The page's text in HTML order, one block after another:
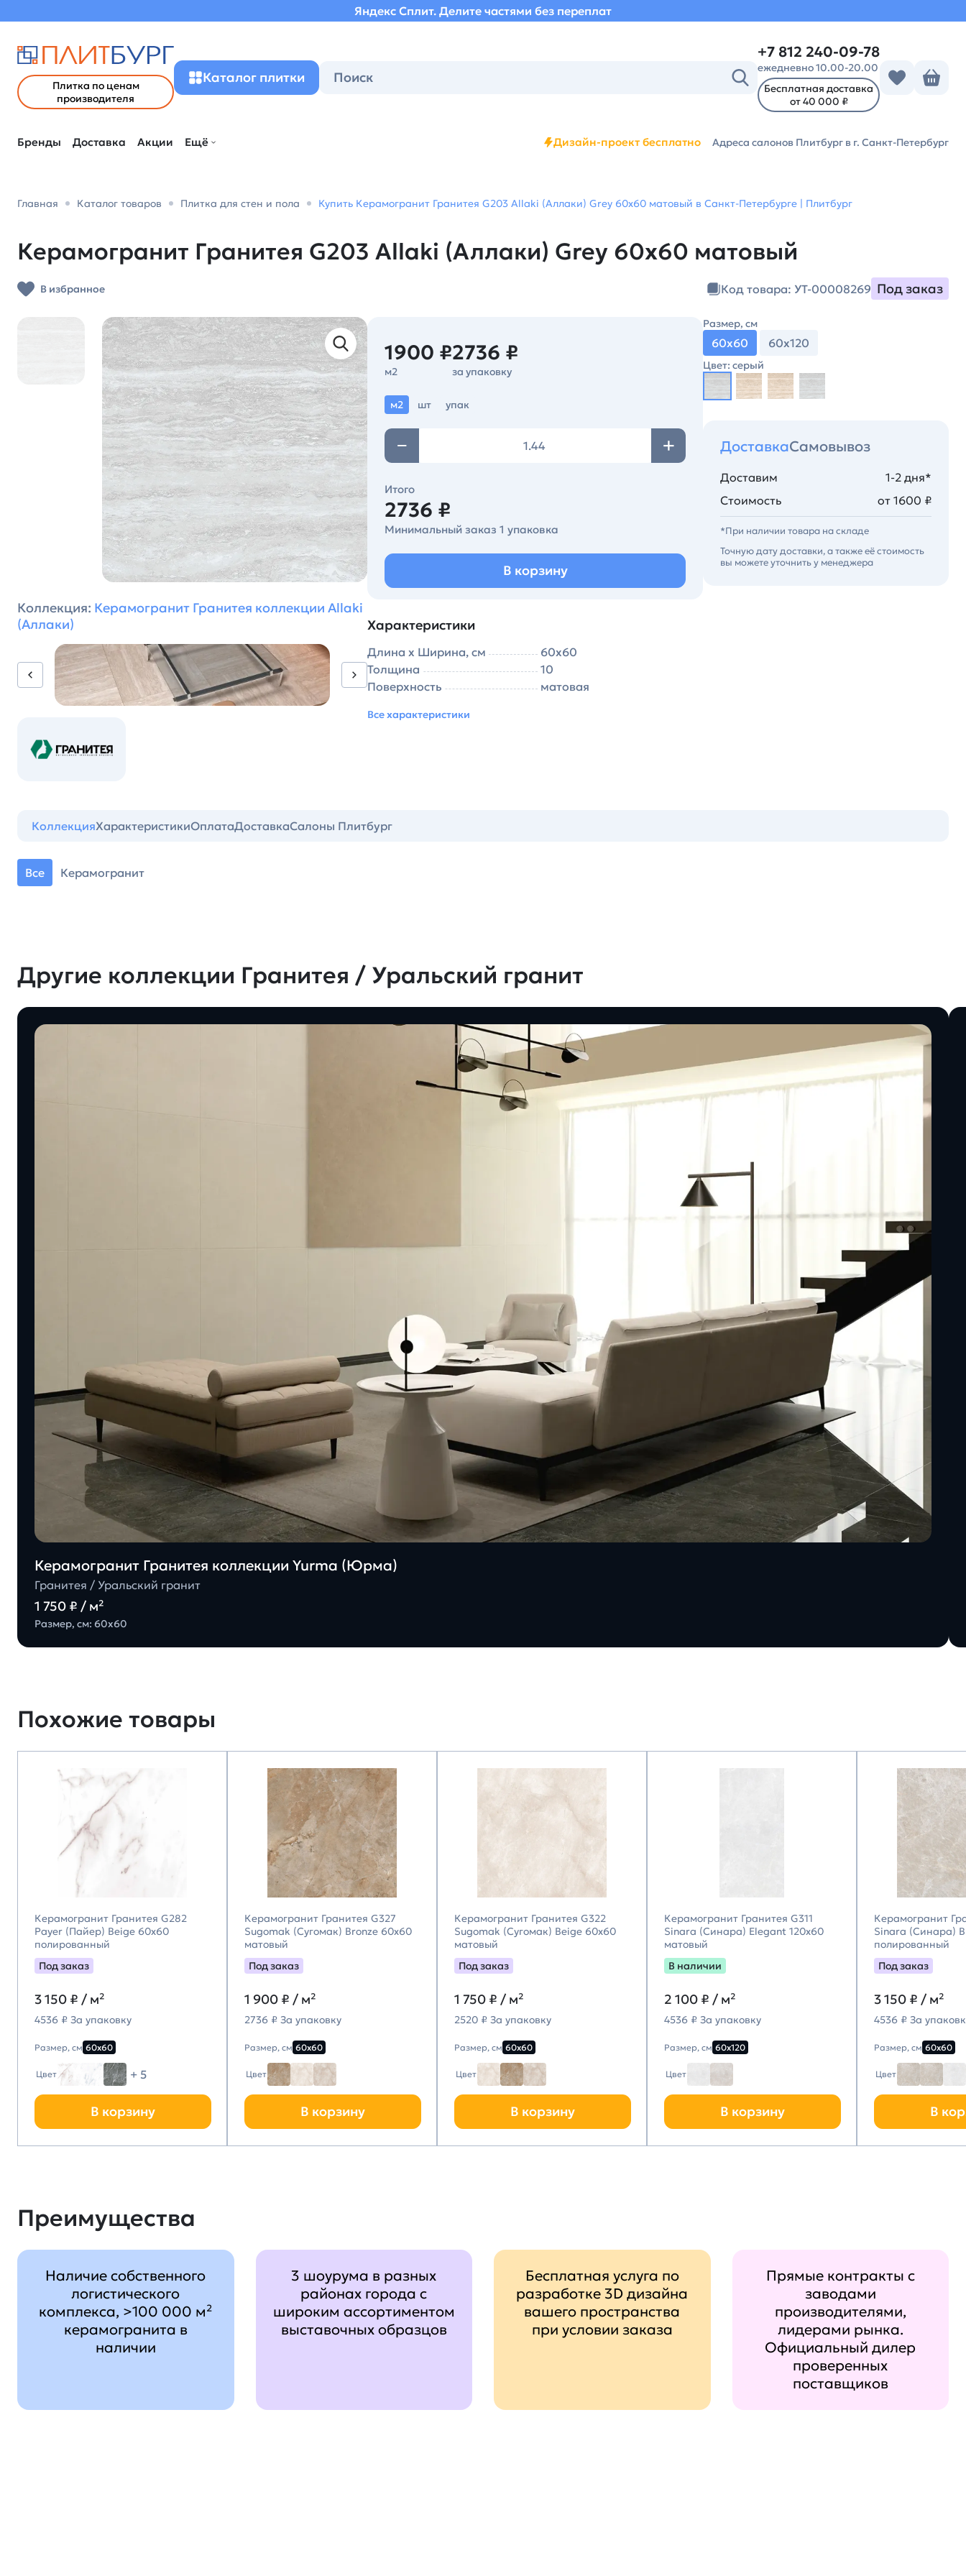
Яндекс Сплит. Делите частями без переплат
Плитка по ценам
производителя
Каталог плитки
+7 812 240-09-78
ежедневно 10.00-20.00
Бесплатная доставка
от 40 000 ₽
Бренды Доставка Акции Ещё Дизайн-проект бесплатно Адреса салонов Плитбург в г. Санкт-Петербург
Главная Каталог товаров Плитка для стен и пола Купить Керамогранит Гранитея G203 Allaki (Аллаки) Grey 60х60 матовый в Санкт-Петербурге | Плитбург
Керамогранит Гранитея G203 Allaki (Аллаки) Grey 60х60 матовый
В избранное Код товара: УТ-00008269 Под заказ
Коллекция: Керамогранит Гранитея коллекции Allaki
(Аллаки)
1900 ₽
м2
2736 ₽
за упаковку
м2 шт упак
Итого
2736 ₽
Минимальный заказ 1 упаковка
В корзину
Характеристики
Длина х Ширина, см
60х60
Толщина
10
Поверхность
матовая
Все характеристики
Размер, см
60х60 60х120
Цвет: серый
ДоставкаСамовывоз
Доставим
1-2 дня*
Стоимость
от 1600 ₽
*При наличии товара на складе
Точную дату доставки, а также её стоимость
вы можете уточнить у менеджера
КоллекцияХарактеристикиОплатаДоставкаСалоны Плитбург
Все Керамогранит
Другие коллекции Гранитея / Уральский гранит
Керамогранит Гранитея коллекции Yurma (Юрма)
Гранитея / Уральский гранит
1 750 ₽ / м²
Размер, см: 60х60
Похожие товары
Керамогранит Гранитея G282
Payer (Пайер) Beige 60х60
полированный
Под заказ
3 150 ₽ / м²
4536 ₽ За упаковку
Размер, см 60х60
Цвет + 5
В корзину
Керамогранит Гранитея G327
Sugomak (Сугомак) Bronze 60х60
матовый
Под заказ
1 900 ₽ / м²
2736 ₽ За упаковку
Размер, см 60х60
Цвет
В корзину
Керамогранит Гранитея G322
Sugomak (Сугомак) Beige 60х60
матовый
Под заказ
1 750 ₽ / м²
2520 ₽ За упаковку
Размер, см 60х60
Цвет
В корзину
Керамогранит Гранитея G311
Sinara (Синара) Elegant 120х60
матовый
В наличии
2 100 ₽ / м²
4536 ₽ За упаковку
Размер, см 60х120
Цвет
В корзину
Керамогранит
Sinara (Синара)
полированный
Под заказ
3 150 ₽ / м²
4536 ₽ За
Размер, см 60х60
Цвет
В
Преимущества
Наличие собственного
логистического
комплекса, >100 000 м²
керамогранита в
наличии
3 шоурума в разных
районах города с
широким ассортиментом
выставочных образцов
Бесплатная услуга по
разработке 3D дизайна
вашего пространства
при условии заказа
Прямые контракты с
заводами
производителями,
лидерами рынка.
Официальный дилер
проверенных
поставщиков